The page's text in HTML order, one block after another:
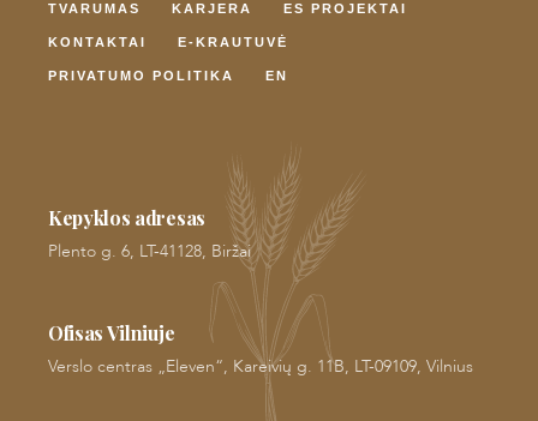
TVARUMAS KARJERA ES PROJEKTAI
KONTAKTAI E-KRAUTUVĖ
PRIVATUMO POLITIKA EN
Kepyklos adresas
Plento g. 6, LT-41128, Biržai
Ofisas Vilniuje
Verslo centras „Eleven“, Kareivių g. 11B, LT-09109, Vilnius